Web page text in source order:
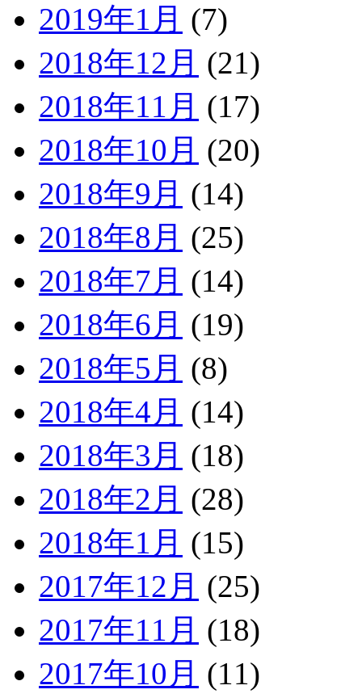
2019年1月 (7)
2018年12月 (21)
2018年11月 (17)
2018年10月 (20)
2018年9月 (14)
2018年8月 (25)
2018年7月 (14)
2018年6月 (19)
2018年5月 (8)
2018年4月 (14)
2018年3月 (18)
2018年2月 (28)
2018年1月 (15)
2017年12月 (25)
2017年11月 (18)
2017年10月 (11)